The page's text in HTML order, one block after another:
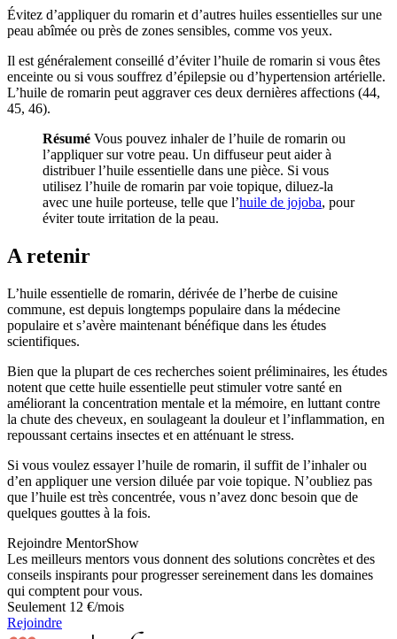
Évitez d’appliquer du romarin et d’autres huiles essentielles sur une
peau abîmée ou près de zones sensibles, comme vos yeux.
Il est généralement conseillé d’éviter l’huile de romarin si vous êtes
enceinte ou si vous souffrez d’épilepsie ou d’hypertension artérielle.
L’huile de romarin peut aggraver ces deux dernières affections (44,
45, 46).
Résumé Vous pouvez inhaler de l’huile de romarin ou
l’appliquer sur votre peau. Un diffuseur peut aider à
distribuer l’huile essentielle dans une pièce. Si vous
utilisez l’huile de romarin par voie topique, diluez-la
avec une huile porteuse, telle que l’huile de jojoba, pour
éviter toute irritation de la peau.
A retenir
L’huile essentielle de romarin, dérivée de l’herbe de cuisine
commune, est depuis longtemps populaire dans la médecine
populaire et s’avère maintenant bénéfique dans les études
scientifiques.
Bien que la plupart de ces recherches soient préliminaires, les études
notent que cette huile essentielle peut stimuler votre santé en
améliorant la concentration mentale et la mémoire, en luttant contre
la chute des cheveux, en soulageant la douleur et l’inflammation, en
repoussant certains insectes et en atténuant le stress.
Si vous voulez essayer l’huile de romarin, il suffit de l’inhaler ou
d’en appliquer une version diluée par voie topique. N’oubliez pas
que l’huile est très concentrée, vous n’avez donc besoin que de
quelques gouttes à la fois.
Rejoindre MentorShow
Les meilleurs mentors vous donnent des solutions concrètes et des
conseils inspirants pour progresser sereinement dans les domaines
qui comptent pour vous.
Seulement 12 €/mois
Rejoindre